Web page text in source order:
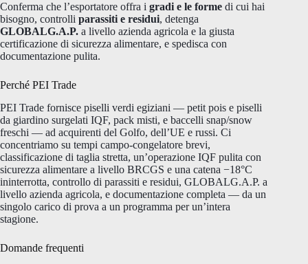
Conferma che l’esportatore offra i gradi e le forme di cui hai
bisogno, controlli parassiti e residui, detenga
GLOBALG.A.P. a livello azienda agricola e la giusta
certificazione di sicurezza alimentare, e spedisca con
documentazione pulita.
Perché PEI Trade
PEI Trade fornisce piselli verdi egiziani — petit pois e piselli
da giardino surgelati IQF, pack misti, e baccelli snap/snow
freschi — ad acquirenti del Golfo, dell’UE e russi. Ci
concentriamo su tempi campo-congelatore brevi,
classificazione di taglia stretta, un’operazione IQF pulita con
sicurezza alimentare a livello BRCGS e una catena −18°C
ininterrotta, controllo di parassiti e residui, GLOBALG.A.P. a
livello azienda agricola, e documentazione completa — da un
singolo carico di prova a un programma per un’intera
stagione.
Domande frequenti